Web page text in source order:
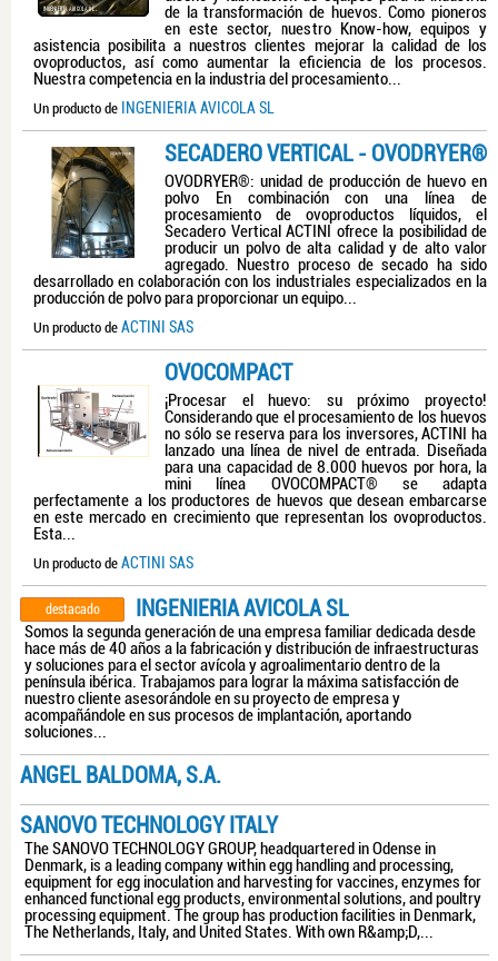
de la transformación de huevos. Como pioneros
en este sector, nuestro Know-how, equipos y
asistencia posibilita a nuestros clientes mejorar la calidad de los
ovoproductos, así como aumentar la eficiencia de los procesos.
Nuestra competencia en la industria del procesamiento...
Un producto de INGENIERIA AVICOLA SL
SECADERO VERTICAL - OVODRYER®
OVODRYER®: unidad de producción de huevo en
polvo En combinación con una línea de
procesamiento de ovoproductos líquidos, el
Secadero Vertical ACTINI ofrece la posibilidad de
producir un polvo de alta calidad y de alto valor
agregado. Nuestro proceso de secado ha sido
desarrollado en colaboración con los industriales especializados en la
producción de polvo para proporcionar un equipo...
Un producto de ACTINI SAS
OVOCOMPACT
¡Procesar el huevo: su próximo proyecto!
Considerando que el procesamiento de los huevos
no sólo se reserva para los inversores, ACTINI ha
lanzado una línea de nivel de entrada. Diseñada
para una capacidad de 8.000 huevos por hora, la
mini línea OVOCOMPACT® se adapta
perfectamente a los productores de huevos que desean embarcarse
en este mercado en crecimiento que representan los ovoproductos.
Esta...
Un producto de ACTINI SAS
destacado INGENIERIA AVICOLA SL
Somos la segunda generación de una empresa familiar dedicada desde
hace más de 40 años a la fabricación y distribución de infraestructuras
y soluciones para el sector avícola y agroalimentario dentro de la
península ibérica. Trabajamos para lograr la máxima satisfacción de
nuestro cliente asesorándole en su proyecto de empresa y
acompañándole en sus procesos de implantación, aportando
soluciones...
ANGEL BALDOMA, S.A.
SANOVO TECHNOLOGY ITALY
The SANOVO TECHNOLOGY GROUP, headquartered in Odense in
Denmark, is a leading company within egg handling and processing,
equipment for egg inoculation and harvesting for vaccines, enzymes for
enhanced functional egg products, environmental solutions, and poultry
processing equipment. The group has production facilities in Denmark,
The Netherlands, Italy, and United States. With own R&amp;D,...